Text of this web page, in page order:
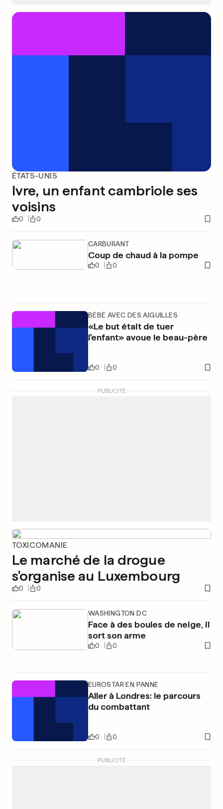
ÉTATS-UNIS
Ivre, un enfant cambriole ses
voisins
0 0
CARBURANT
Coup de chaud à la pompe
0 0
BÉBÉ AVEC DES AIGUILLES
«Le but était de tuer
l'enfant» avoue le beau-père
0 0
PUBLICITÉ
TOXICOMANIE
Le marché de la drogue
s'organise au Luxembourg
0 0
WASHINGTON DC
Face à des boules de neige, il
sort son arme
0 0
EUROSTAR EN PANNE
Aller à Londres: le parcours
du combattant
0 0
PUBLICITÉ